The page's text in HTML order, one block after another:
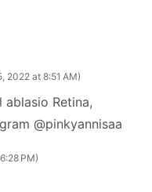
2022 at 8:51 AM
ablasio Retina,
@pinkyannisaa
PM